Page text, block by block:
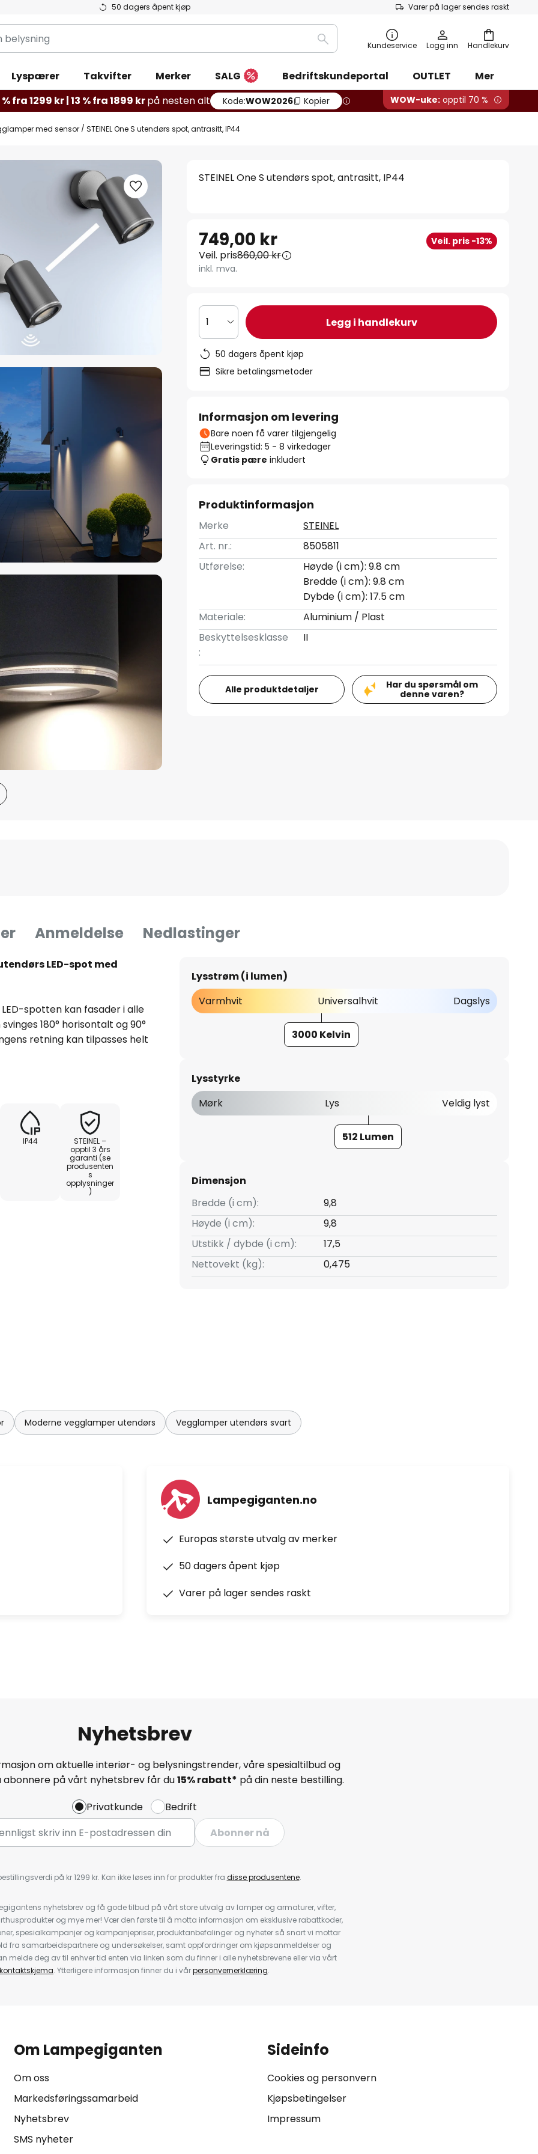
50 dagers åpent kjøp Varer på lager sendes raskt
Handlekurv
Søk Kundeservice Logg inn
Lyspærer Takvifter Merker SALG Bedriftskundeportal OUTLET
Mer
fra 1299 kr | 13 % fra 1899 krpå nesten alt Kode:WOW2026 Kopier WOW-uke: opptil 70 %
med sensor STEINEL One S utendørs spot, antrasitt, IP44
STEINEL One S utendørs spot, antrasitt, IP44
749,00 kr Veil. pris -13%
Veil. pris860,00 kr
inkl. mva.
1 Legg i handlekurv
50 dagers åpent kjøp
Sikre betalingsmetoder
Informasjon om levering
Bare noen få varer tilgjengelig
Leveringstid: 5 - 8 virkedager
Gratis pære inkludert
Produktinformasjon
Merke
STEINEL
Art. nr.:
8505811
Utførelse:
Høyde (i cm): 9.8 cm
Bredde (i cm): 9.8 cm
Dybde (i cm): 17.5 cm
Materiale:
Aluminium / Plast
Beskyttelsesklasse
:
II
Alle produktdetaljer
Har du spørsmål om
denne varen?
Anmeldelse Nedlastinger
LED-spot med
spotten kan fasader i alle
180° horisontalt og 90°
retning kan tilpasses helt
sammen flere spotter via
IP44
STEINEL –
opptil 3 års
garanti (se
produsenten
s
opplysninger
)
Lysstrøm (i lumen)
Varmhvit
Universalhvit Dagslys
3000 Kelvin
Lysstyrke
Mørk
Lys Veldig lyst
512 Lumen
Dimensjon
Bredde (i cm):
9,8
Høyde (i cm):
9,8
Utstikk / dybde (i cm):
17,5
Nettovekt (kg):
0,475
Moderne vegglamper utendørs Vegglamper utendørs svart
Lampegiganten.no
Europas største utvalg av merker
50 dagers åpent kjøp
Varer på lager sendes raskt
Nyhetsbrev
om aktuelle interiør- og belysningstrender, våre spesialtilbud og
abonnere på vårt nyhetsbrev får du15% rabatt* på din neste bestilling.
Privatkunde
Bedrift
Abonner nå
på kr 1299 kr. Kan ikke løses inn for produkter fra disse produsentene.
nyhetsbrev og få gode tilbud på vårt store utvalg av lamper og armaturer, vifter,
og mye mer! Vær den første til å motta informasjon om eksklusive rabattkoder,
spesialkampanjer og kampanjepriser, produktanbefalinger og nyheter så snart vi mottar
fra samarbeidspartnere og undersøkelser, samt oppfordringer om kjøpsanmeldelser og
melde deg av til enhver tid enten via linken som du finner i alle nyhetsbrevene eller via vårt
kontaktskjema. Ytterligere informasjon finner du i vårpersonvernerklæring.
Om Lampegiganten
Om oss
Markedsføringssamarbeid
Nyhetsbrev
SMS nyheter
Sideinfo
Cookies og personvern
Kjøpsbetingelser
Impressum